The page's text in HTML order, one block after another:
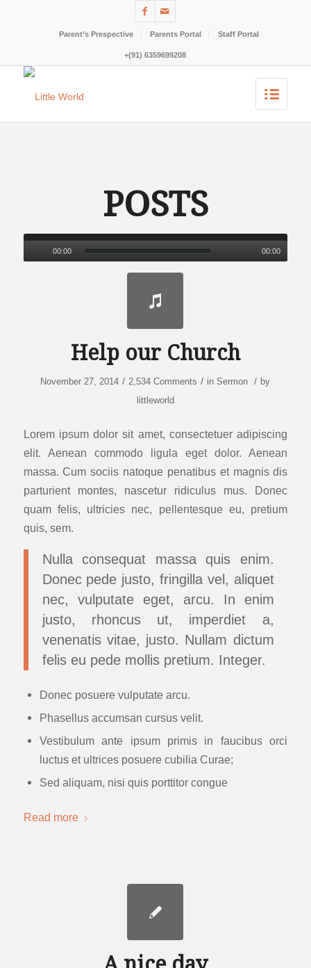
Parent’s Prespective Parents Portal Staff Portal
+(91) 6359699208
POSTS
00:00 00:00
Help our Church
November 27, 2014 / 2,534 Comments / in Sermon / by
littleworld
Lorem ipsum dolor sit amet, consectetuer adipiscing
elit. Aenean commodo ligula eget dolor. Aenean
massa. Cum sociis natoque penatibus et magnis dis
parturient montes, nascetur ridiculus mus. Donec
quam felis, ultricies nec, pellentesque eu, pretium
quis, sem.
Nulla consequat massa quis enim.
Donec pede justo, fringilla vel, aliquet
nec, vulputate eget, arcu. In enim
justo, rhoncus ut, imperdiet a,
venenatis vitae, justo. Nullam dictum
felis eu pede mollis pretium. Integer.
Donec posuere vulputate arcu.
Phasellus accumsan cursus velit.
Vestibulum ante ipsum primis in faucibus orci
luctus et ultrices posuere cubilia Curae;
Sed aliquam, nisi quis porttitor congue
Read more